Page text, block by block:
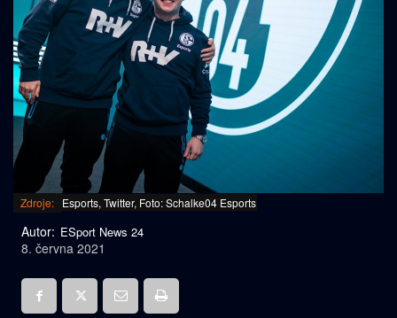
Zdroje: Esports, Twitter, Foto: Schalke04 Esports
Autor: ESport News 24
8. června 2021